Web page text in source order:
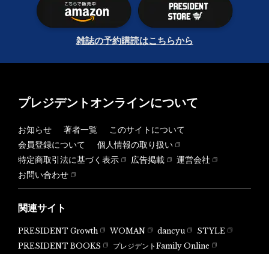
雑誌の予約購読はこちらから
プレジデントオンラインについて
お知らせ 著者一覧
このサイトについて
会員登録について
個人情報の取り扱い
特定商取引法に基づく表示
広告掲載
運営会社
お問い合わせ
関連サイト
PRESIDENT Growth WOMAN dancyu
STYLE
PRESIDENT BOOKS
プレジデントFamily Online